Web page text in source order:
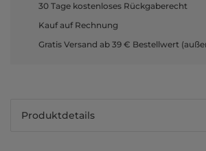
30 Tage kostenloses Rückgaberecht
Kauf auf Rechnung
Gratis Versand ab 39 € Bestellwert
Produktdetails